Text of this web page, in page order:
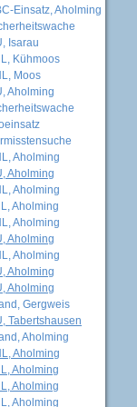
Einsatz, Aholming
Isarau
Kühmoos
Moos
Aholming
Aholming
Aholming
Aholming
Aholming
Aholming
Aholming
Aholming
Aholming
Aholming
Gergweis
Tabertshausen
Aholming
Aholming
Aholming
Aholming
Aholming